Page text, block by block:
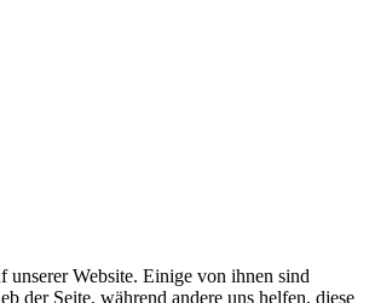
unserer Website. Einige von ihnen sind
der Seite, während andere uns helfen, diese